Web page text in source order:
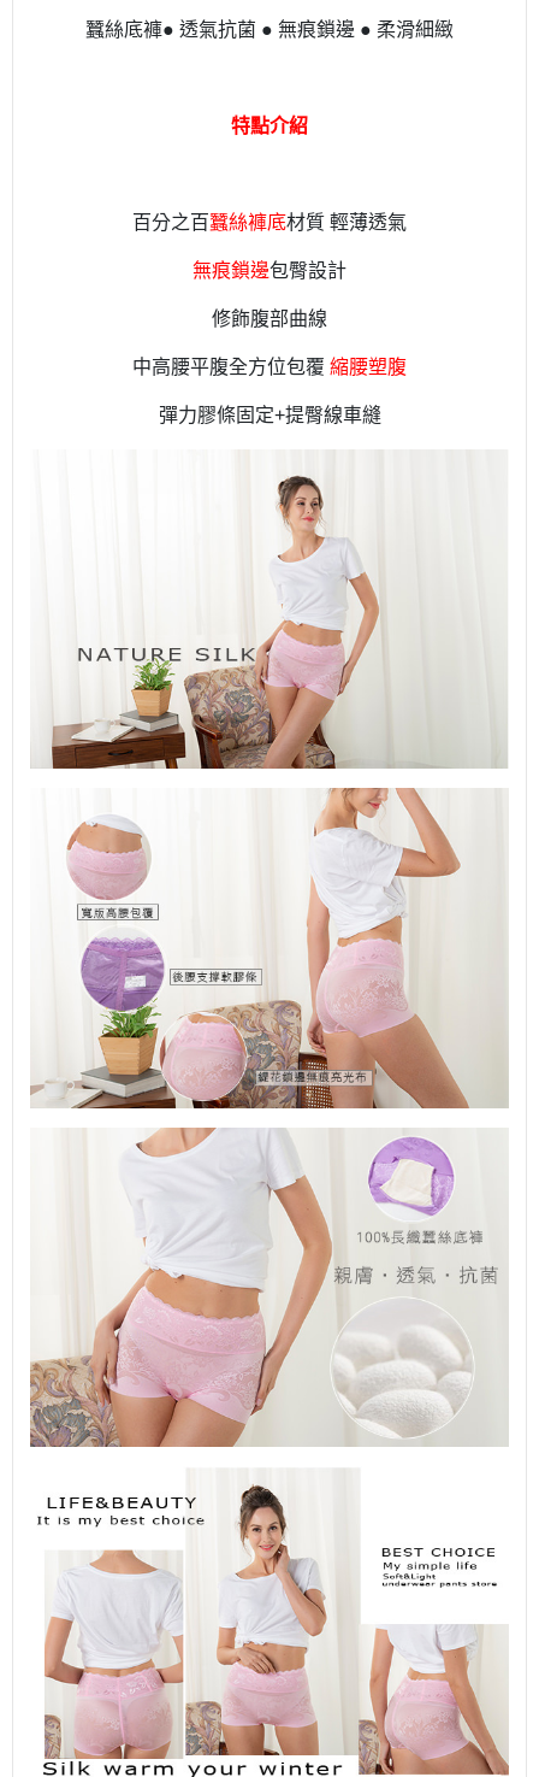
蠶絲底褲● 透氣抗菌 ● 無痕鎖邊 ● 柔滑細緻
特點介紹
百分之百蠶絲褲底材質 輕薄透氣
無痕鎖邊包臀設計
修飾腹部曲線
中高腰平腹全方位包覆 縮腰塑腹
彈力膠條固定+提臀線車縫